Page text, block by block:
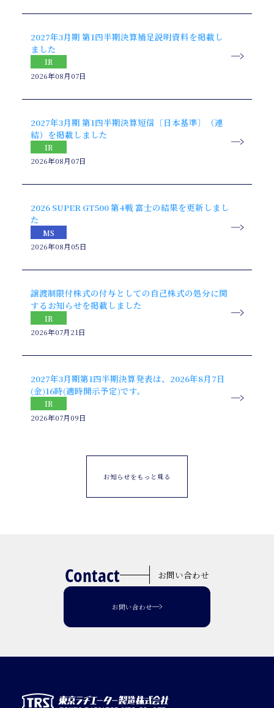
2026年08月07日
IR
2027年3月期 第1四半期決算補足説明資料を掲載し
ました
2026年08月07日
IR
2027年3月期 第1四半期決算短信〔日本基準〕（連
結）を掲載しました
2026年08月05日
MS
2026 SUPER GT500 第4戦 富士の結果を更新しまし
た
2026年07月21日
IR
譲渡制限付株式の付与としての自己株式の処分に関
するお知らせを掲載しました
2026年07月09日
IR
2027年3月期第1四半期決算発表は、2026年8月7日
(金)16時(適時開示予定)です。
お知らせをもっと見る
Contact お問い合わせ
お問い合わせ